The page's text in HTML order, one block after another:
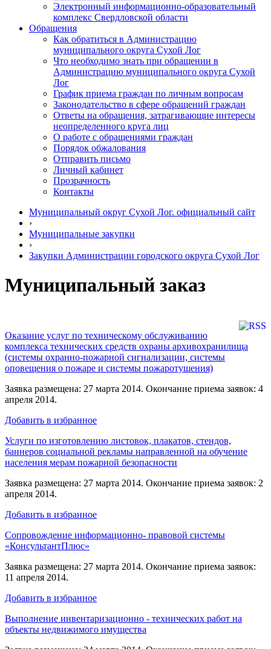
Электронный информационно-образовательный
комплекс Свердловской области
Обращения
Как обратиться в Администрацию
муниципального округа Сухой Лог
Что необходимо знать при обращении в
Администрацию муниципального округа Сухой
Лог
График приема граждан по личным вопросам
Законодательство в сфере обращений граждан
Ответы на обращения, затрагивающие интересы
неопределенного круга лиц
О работе с обращениями граждан
Порядок обжалования
Отправить письмо
Личный кабинет
Прозрачность
Контакты
Муниципальный округ Сухой Лог. официальный сайт
›
Муниципальные закупки
›
Закупки Администрации городского округа Сухой Лог
Муниципальный заказ
Оказание услуг по техническому обслуживанию
комплекса технических средств охраны архивохранилища
(системы охранно-пожарной сигнализации, системы
оповещения о пожаре и системы пожаротушения)
Заявка размещена: 27 марта 2014. Окончание приема заявок: 4
апреля 2014.
Добавить в избранное
Услуги по изготовлению листовок, плакатов, стендов,
баннеров социальной рекламы направленной на обучение
населения мерам пожарной безопасности
Заявка размещена: 27 марта 2014. Окончание приема заявок: 2
апреля 2014.
Добавить в избранное
Сопровождение информационно- правовой системы
«КонсультантПлюс»
Заявка размещена: 27 марта 2014. Окончание приема заявок:
11 апреля 2014.
Добавить в избранное
Выполнение инвентаризационно - технических работ на
объекты недвижимого имущества